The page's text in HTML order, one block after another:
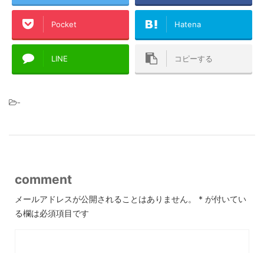
Pocket Hatena
LINE コピーする
-
comment
メールアドレスが公開されることはありません。 * が付いてい
る欄は必須項目です